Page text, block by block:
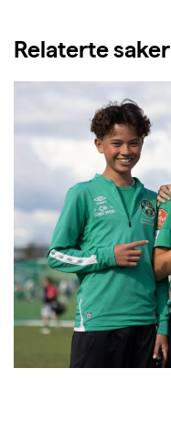
Relaterte saker